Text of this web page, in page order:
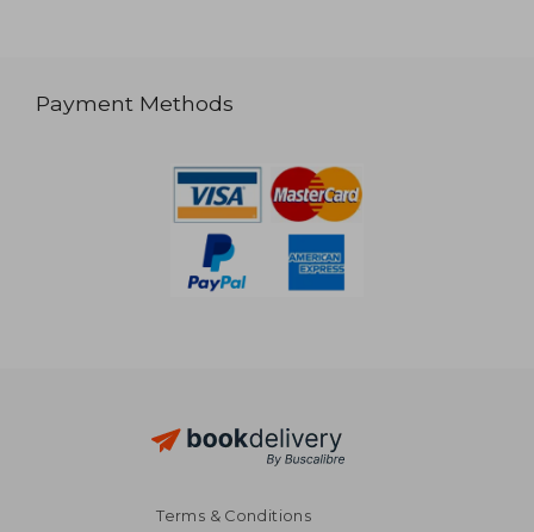
Payment Methods
Terms & Conditions